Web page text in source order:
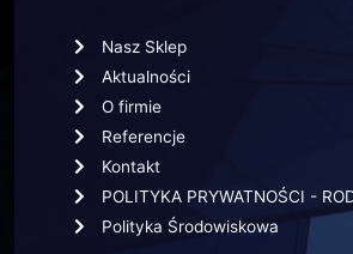
Nasz Sklep
Aktualności
O firmie
Referencje
Kontakt
POLITYKA PRYWATNOŚCI -
Polityka Środowiskowa